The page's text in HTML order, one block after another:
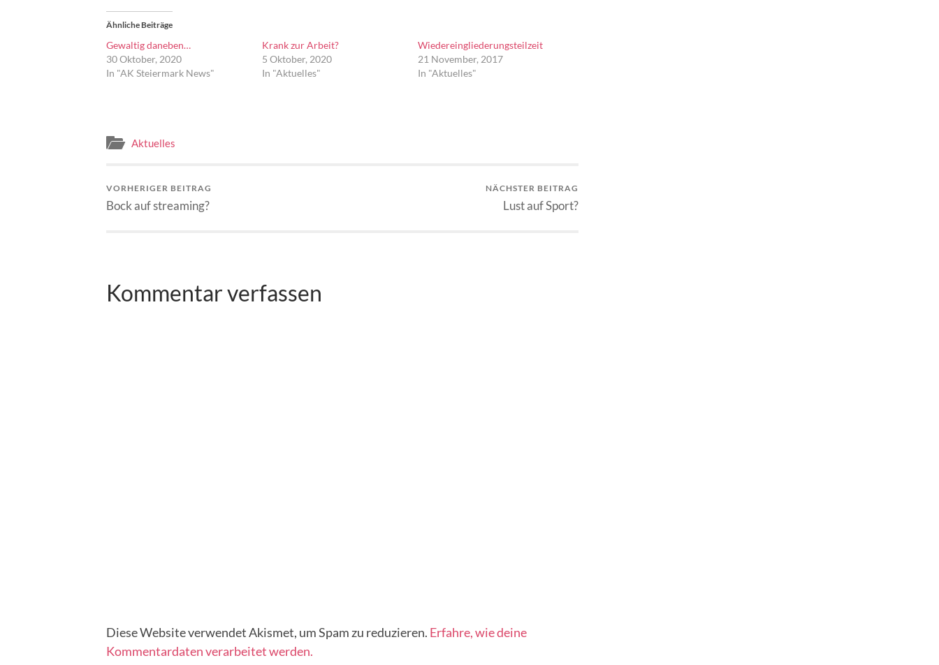
Ähnliche Beiträge
Gewaltig daneben…
30 Oktober, 2020
In "AK Steiermark News"
Krank zur Arbeit?
5 Oktober, 2020
In "Aktuelles"
Wiedereingliederungsteilzeit
21 November, 2017
In "Aktuelles"
Aktuelles
VORHERIGER BEITRAG
Bock auf streaming?
NÄCHSTER BEITRAG
Lust auf Sport?
Kommentar verfassen
Diese Website verwendet Akismet, um Spam zu reduzieren. Erfahre, wie deine
Kommentardaten verarbeitet werden.